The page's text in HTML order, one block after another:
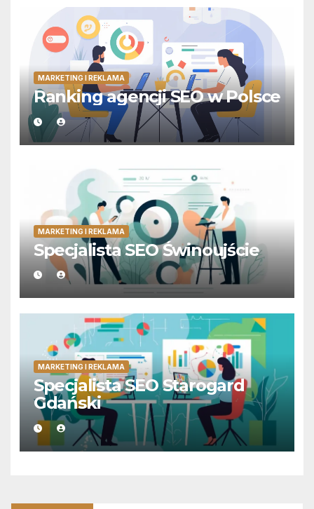
MARKETING I REKLAMA
Ranking agencji SEO w Polsce
MARKETING I REKLAMA
Specjalista SEO Świnoujście
MARKETING I REKLAMA
Specjalista SEO Starogard
Gdański